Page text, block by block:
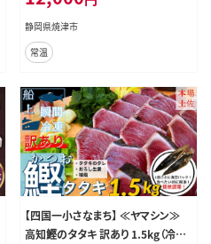
静岡県焼津市
常温
【四国一小さなまち】 ≪ヤマシン≫
高知鰹のタタキ 訳あり 1.5kg（冷凍）